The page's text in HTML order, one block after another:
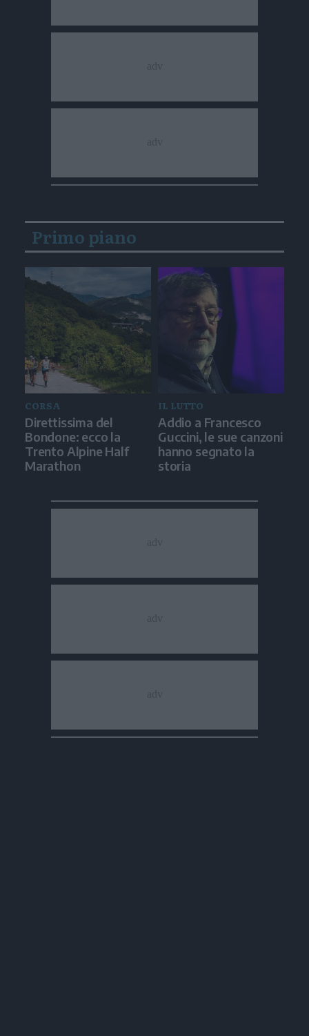
Primo piano
CORSA
Direttissima del
Bondone: ecco la
Trento Alpine Half
Marathon
IL LUTTO
Addio a Francesco
Guccini, le sue canzoni
hanno segnato la
storia